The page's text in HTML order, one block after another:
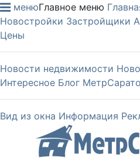
менюГлавное меню
Новостройки Застройщики
Цены
Новости недвижимости
Интересное Блог
Вид из окна Информация